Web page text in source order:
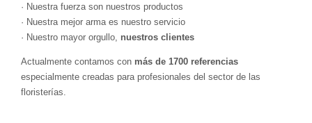
· Nuestra fuerza son nuestros productos
· Nuestra mejor arma es nuestro servicio
· Nuestro mayor orgullo, nuestros clientes
Actualmente contamos con más de 1700 referencias
especialmente creadas para profesionales del sector de las
floristerías.